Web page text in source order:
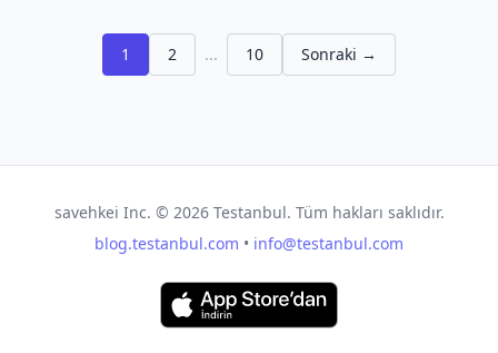
1 2 ... 10 Sonraki →
savehkei Inc. © 2026Testanbul. Tüm hakları saklıdır.
blog.testanbul.com • info@testanbul.com